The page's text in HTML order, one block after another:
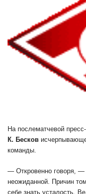
На послематчевой
К. Бесков
команды.
— Откровенно говоря,
неожиданной. Причин
себе знать усталость.